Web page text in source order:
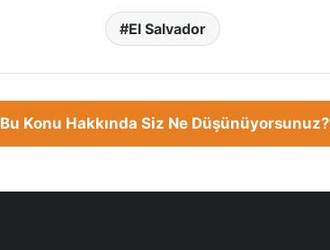
El Salvador
Bu Konu Hakkında Siz Ne Düşünüyorsunuz?